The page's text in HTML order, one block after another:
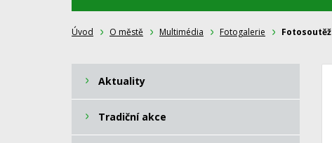
Úvod O městě Multimédia Fotogalerie Fotosoutěž
Aktuality
Tradiční akce